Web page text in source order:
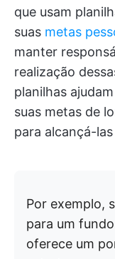
que usam
suas metas
manter
realização
planilhas
suas metas de
para alcançá-
Por exemplo,
para um
oferece um